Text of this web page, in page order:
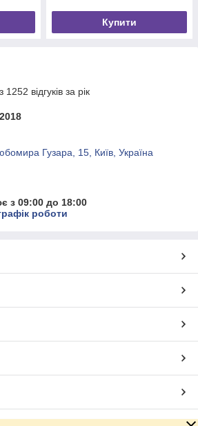
Купити
відгуків за рік
Гузара, 15, Київ, Україна
з 09:00 до 18:00
роботи